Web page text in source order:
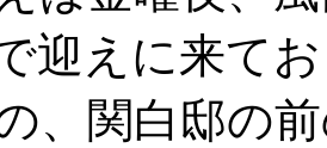
迎えに来て
、関白邸の